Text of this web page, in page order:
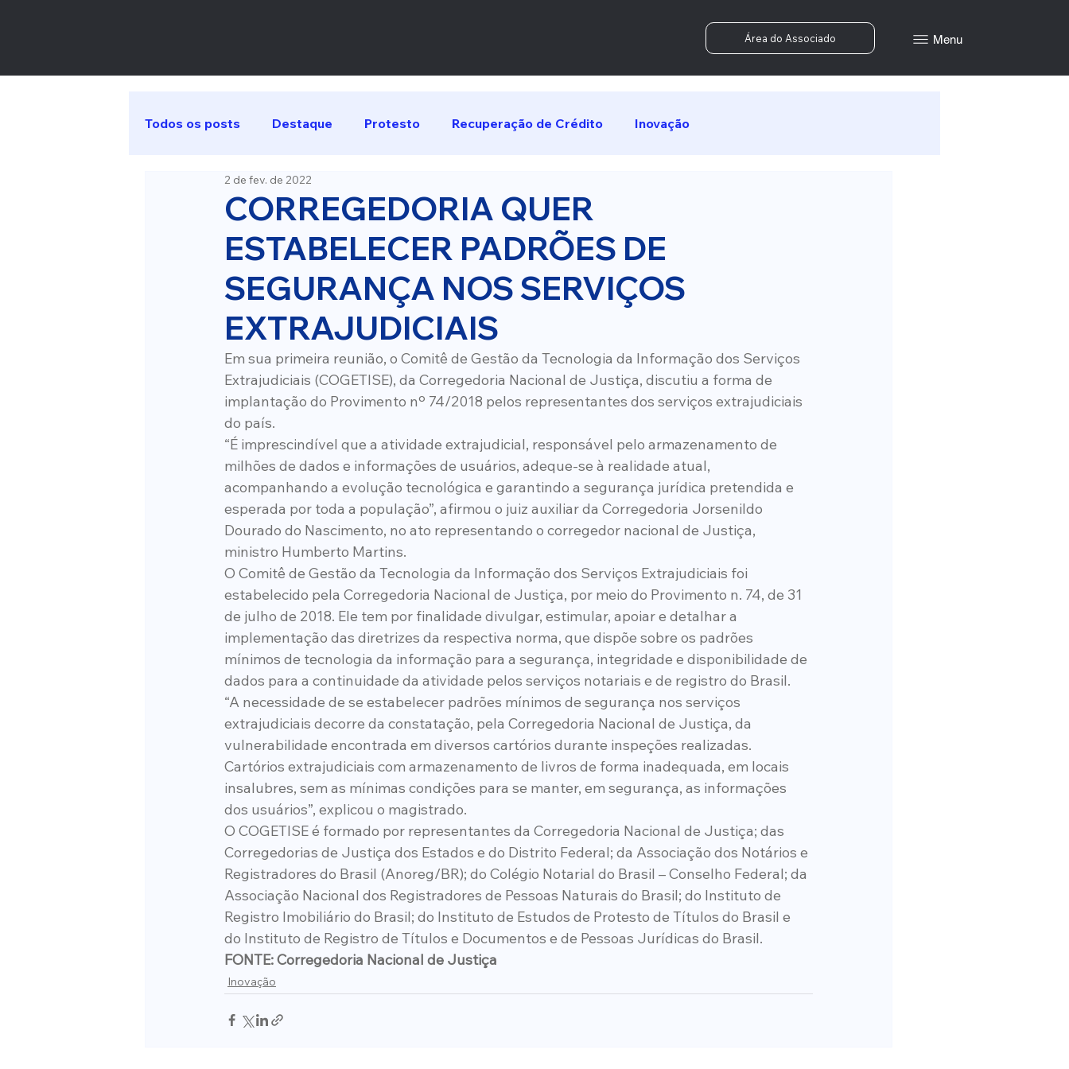
Menu
Área do Associado
Todos os posts Destaque Protesto Recuperação de Crédito Inovação
CORREGEDORIA QUER
ESTABELECER PADRÕES DE
SEGURANÇA NOS SERVIÇOS
EXTRAJUDICIAIS
2 de fev. de 2022
Em sua primeira reunião, o Comitê de Gestão da Tecnologia da Informação dos Serviços
Extrajudiciais (COGETISE), da Corregedoria Nacional de Justiça, discutiu a forma de
implantação do Provimento nº 74/2018 pelos representantes dos serviços extrajudiciais
do país.
“É imprescindível que a atividade extrajudicial, responsável pelo armazenamento de
milhões de dados e informações de usuários, adeque-se à realidade atual,
acompanhando a evolução tecnológica e garantindo a segurança jurídica pretendida e
esperada por toda a população”, afirmou o juiz auxiliar da Corregedoria Jorsenildo
Dourado do Nascimento, no ato representando o corregedor nacional de Justiça,
ministro Humberto Martins.
O Comitê de Gestão da Tecnologia da Informação dos Serviços Extrajudiciais foi
estabelecido pela Corregedoria Nacional de Justiça, por meio do Provimento n. 74, de 31
de julho de 2018. Ele tem por finalidade divulgar, estimular, apoiar e detalhar a
implementação das diretrizes da respectiva norma, que dispõe sobre os padrões
mínimos de tecnologia da informação para a segurança, integridade e disponibilidade de
dados para a continuidade da atividade pelos serviços notariais e de registro do Brasil.
“A necessidade de se estabelecer padrões mínimos de segurança nos serviços
extrajudiciais decorre da constatação, pela Corregedoria Nacional de Justiça, da
vulnerabilidade encontrada em diversos cartórios durante inspeções realizadas.
Cartórios extrajudiciais com armazenamento de livros de forma inadequada, em locais
insalubres, sem as mínimas condições para se manter, em segurança, as informações
dos usuários”, explicou o magistrado.
O COGETISE é formado por representantes da Corregedoria Nacional de Justiça; das
Corregedorias de Justiça dos Estados e do Distrito Federal; da Associação dos Notários e
Registradores do Brasil (Anoreg/BR); do Colégio Notarial do Brasil – Conselho Federal; da
Associação Nacional dos Registradores de Pessoas Naturais do Brasil; do Instituto de
Registro Imobiliário do Brasil; do Instituto de Estudos de Protesto de Títulos do Brasil e
do Instituto de Registro de Títulos e Documentos e de Pessoas Jurídicas do Brasil.
FONTE: Corregedoria Nacional de Justiça
Inovação